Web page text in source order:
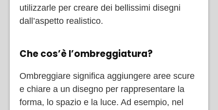
utilizzarle per creare dei bellissimi disegni
dall’aspetto realistico.
Che cos’è l’ombreggiatura?
Ombreggiare significa aggiungere aree scure
e chiare a un disegno per rappresentare la
forma, lo spazio e la luce. Ad esempio, nel